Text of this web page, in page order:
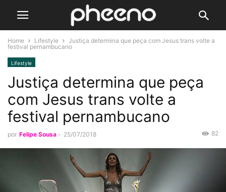
Home Lifestyle
Justiça determina que peça com Jesus trans volte a
festival pernambucano
Lifestyle
Justiça determina que peça
com Jesus trans volte a
festival pernambucano
por Felipe Sousa - 25/07/2018 82